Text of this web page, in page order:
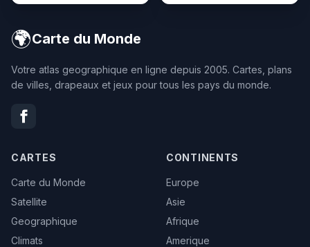
🌍Carte du Monde
Votre atlas geographique en ligne depuis 2005. Cartes, plans
de villes, drapeaux et jeux pour tous les pays du monde.
CARTES
Carte du Monde
Satellite
Geographique
Climats
CONTINENTS
Europe
Asie
Afrique
Amerique